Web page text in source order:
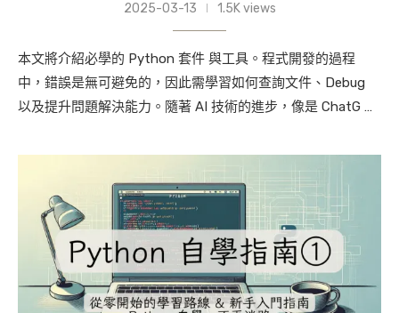
2025-03-13 1.5K views
本文將介紹必學的 Python 套件 與工具。程式開發的過程
中，錯誤是無可避免的，因此需學習如何查詢文件、Debug
以及提升問題解決能力。隨著 AI 技術的進步，像是 ChatG …